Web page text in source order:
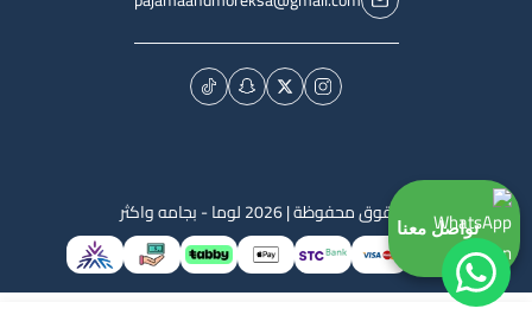
الحقوق محفوظة | 2026 لوما - بجامه واكثر
تواصل معنا